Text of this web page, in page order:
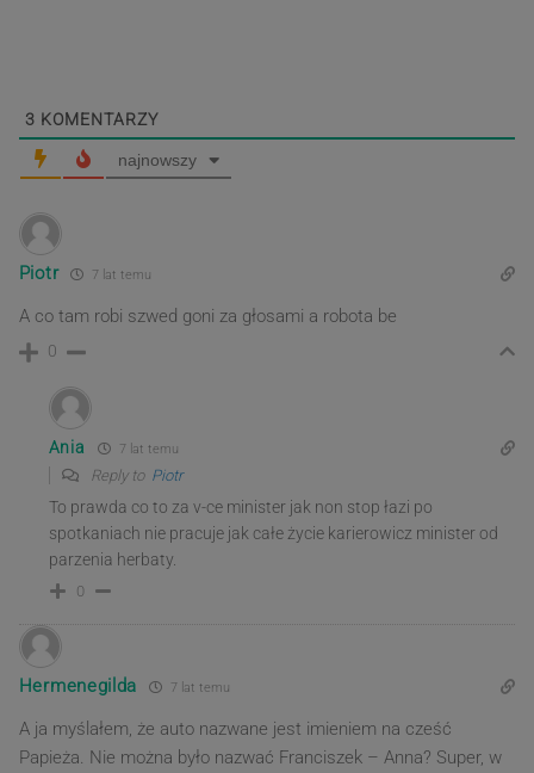
3 KOMENTARZY
najnowszy
Piotr 7 lat temu
A co tam robi szwed goni za głosami a robota be
0
Ania 7 lat temu
Reply to Piotr
To prawda co to za v-ce minister jak non stop łazi po
spotkaniach nie pracuje jak całe życie karierowicz minister od
parzenia herbaty.
0
Hermenegilda 7 lat temu
A ja myślałem, że auto nazwane jest imieniem na cześć
Papieża. Nie można było nazwać Franciszek – Anna? Super, w